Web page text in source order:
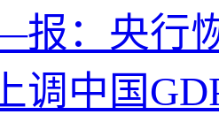
报：央行
调中国